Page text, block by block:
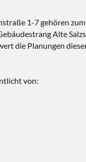
1-7 gehören
Alte
die Planungen
von: